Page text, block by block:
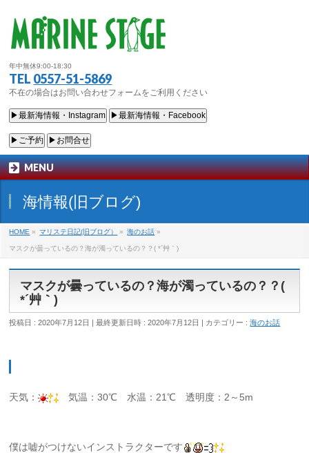
年中無休9:00-18:30
TEL 0557-51-5869
不在の場合はお問い合わせフォームをご利用ください
▶最新海情報・Instagram ▶最新海情報・Facebook
▶ご予約 ▶お問合せ
MENU
海情報(旧ブログ)
HOME » マリステ日記(旧ブログ） » 海のお話 »
マスクが曇っているの？海が濁っているの？？( *´艸｀)
マスクが曇っているの？海が濁っているの？？(
*´艸｀)
投稿日 : 2020年7月12日 最終更新日時 : 2020年7月12日 カテゴリー :海のお話
天気： 気温：30℃ 水温：21℃ 透明度：2～5m
僕は嘘がつけないインストラクターです